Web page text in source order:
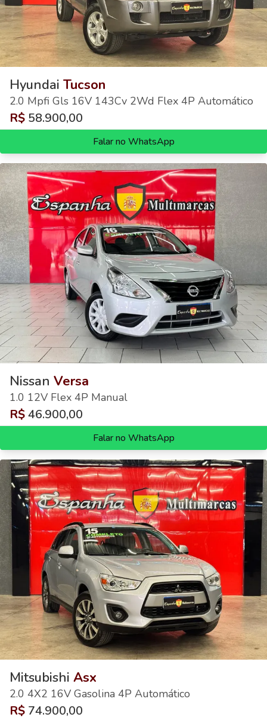
Hyundai Tucson
2.0 Mpfi Gls 16V 143Cv 2Wd Flex 4P Automático
R$ 58.900,00
Falar no WhatsApp
Nissan Versa
1.0 12V Flex 4P Manual
R$46.900,00
Falar no WhatsApp
Mitsubishi Asx
2.0 4X2 16V Gasolina 4P Automático
R$ 74.900,00